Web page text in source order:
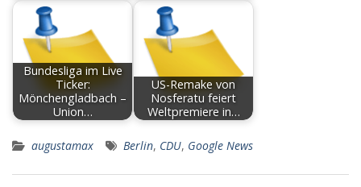
Bundesliga im Live
Ticker:
Mönchengladbach –
Union…
US-Remake von
Nosferatu feiert
Weltpremiere in…
augustamax Berlin, CDU, Google News